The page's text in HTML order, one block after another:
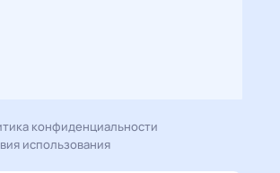
конфиденциальности
использования